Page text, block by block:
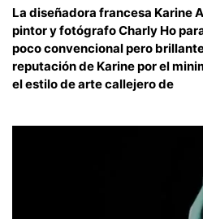
La diseñadora francesa Karine
pintor y fotógrafo Charly Ho
poco convencional pero
reputación de Karine por el
el estilo de arte callejero de